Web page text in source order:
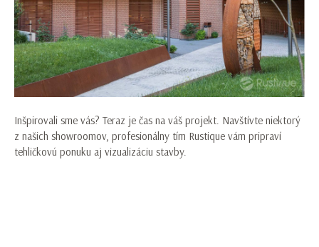
Inšpirovali sme vás? Teraz je čas na váš projekt. Navštívte niektorý
z našich showroomov, profesionálny tím Rustique vám pripraví
tehličkovú ponuku aj vizualizáciu stavby.